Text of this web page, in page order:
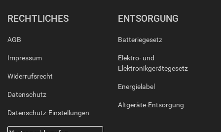
RECHTLICHES
AGB
Impressum
Widerrufsrecht
Datenschutz
Datenschutz-Einstellungen
ENTSORGUNG
Batteriegesetz
Elektro- und
Elektronikgerätegesetz
Energielabel
Altgeräte-Entsorgung